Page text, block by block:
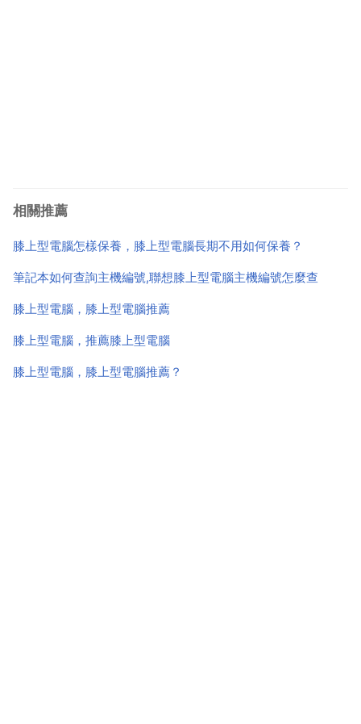
相關推薦
膝上型電腦怎樣保養，膝上型電腦長期不用如何保養？
筆記本如何查詢主機編號,聯想膝上型電腦主機編號怎麼查
膝上型電腦，膝上型電腦推薦
膝上型電腦，推薦膝上型電腦
膝上型電腦，膝上型電腦推薦？